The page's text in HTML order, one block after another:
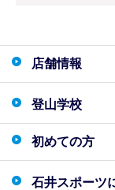
店舗情報
登山学校
初めての方
石井スポーツ